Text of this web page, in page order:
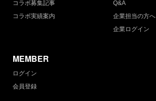
コラボ募集記事
コラボ実績案内
Q&A
企業担当の方へ
企業ログイン
MEMBER
ログイン
会員登録